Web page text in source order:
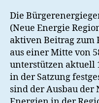
Die
(Neue Energie
aktiven Beitrag zum
aus einer Mitte von
unterstützen aktuell
in der Satzung
sind der Ausbau